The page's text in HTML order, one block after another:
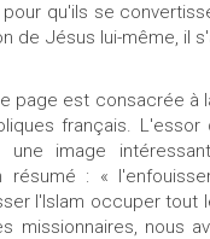
qu'ils se
de Jésus lui-même, il
page est consacrée à
français. L'essor
une image
résumé : «
l'Islam occuper tout
missionnaires, nous